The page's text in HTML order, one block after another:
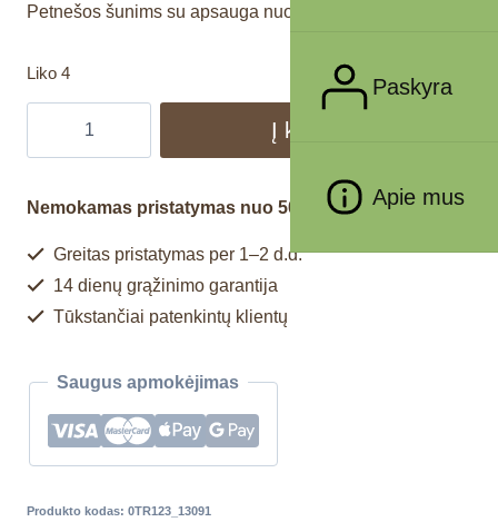
Paskyra
Apie mus
Petnešos šunims su apsauga nuo pabėgimo.
Liko 4
Į krepšelį
Nemokamas pristatymas nuo 50€
Greitas pristatymas per 1–2 d.d.
14 dienų grąžinimo garantija
Tūkstančiai patenkintų klientų
Saugus apmokėjimas
Produkto kodas: 0TR123_13091